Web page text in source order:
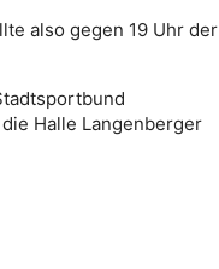
also gegen 19 Uhr der
Halle Langenberger